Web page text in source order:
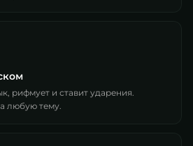
рифмует и ставит ударения.
любую тему.